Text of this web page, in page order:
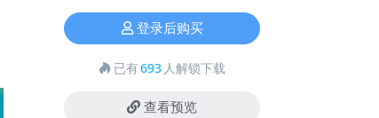
登录后购买
已有693 人解锁下载
查看预览